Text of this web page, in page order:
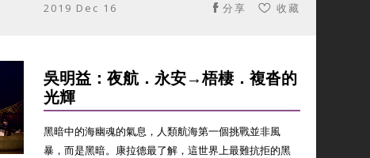
2019 Dec 16 收藏
分享
吳明益：夜航．永安→梧棲．複沓的
光輝
黑暗中的海幽魂的氣息，人類航海第一個挑戰並非風
暴，而是黑暗。康拉德最了解，這世界上最難抗拒的黑